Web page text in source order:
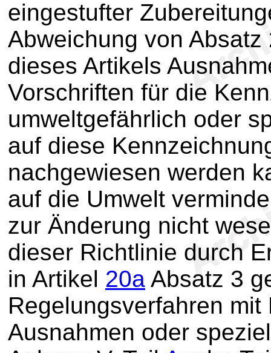
eingestufter
Abweichung von
dieses Artikels
Vorschriften für die
umweltgefährlich oder
auf diese
nachgewiesen werden
auf die Umwelt
zur Änderung nicht
dieser Richtlinie durch
in Artikel 20a Absatz 3
Regelungsverfahren
Ausnahmen oder